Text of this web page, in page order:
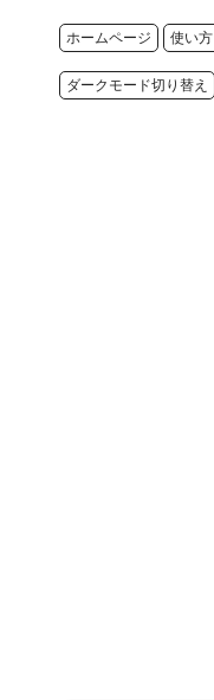
ホームページ 使い方
ダークモード切り替え